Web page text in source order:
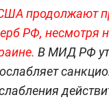
продолжают
РФ, несмотря
В МИД РФ